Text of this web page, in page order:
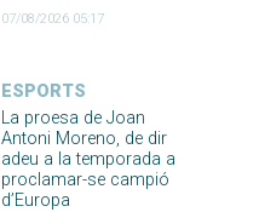
07/08/2026 05:17
ESPORTS
La proesa de Joan
Antoni Moreno, de dir
adeu a la temporada a
proclamar-se campió
d’Europa